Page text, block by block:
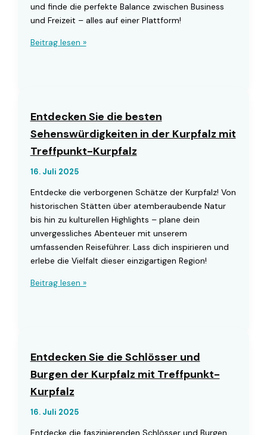
und finde die perfekte Balance zwischen Business
und Freizeit – alles auf einer Plattform!
Entdecken
Kurpfalz
mit
Treffpunkt-
Beitrag lesen »
Entdecken Sie die besten
Sehenswürdigkeiten in der Kurpfalz mit
Treffpunkt-Kurpfalz
16. Juli 2025
Entdecke die verborgenen Schätze der Kurpfalz! Von
historischen Stätten über atemberaubende Natur
bis hin zu kulturellen Highlights – plane dein
unvergessliches Abenteuer mit unserem
umfassenden Reiseführer. Lass dich inspirieren und
erlebe die Vielfalt dieser einzigartigen Region!
Entdecken
der
Kurpfalz
mit
Beitrag lesen »
Entdecken Sie die Schlösser und
Burgen der Kurpfalz mit Treffpunkt-
Kurpfalz
16. Juli 2025
Entdecke die faszinierenden Schlösser und Burgen